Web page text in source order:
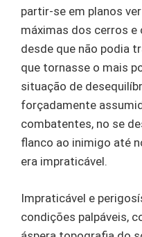
partir-se em planos
máximas dos cerros e
desde que não podia
que tornasse o mais
situação de
forçadamente
combatentes, no se
flanco ao inimigo até
era impraticável.
Impraticável e
condições palpáveis,